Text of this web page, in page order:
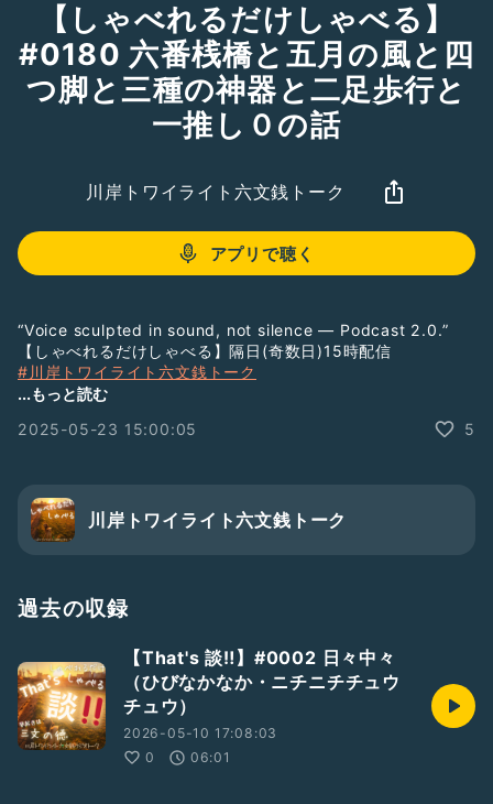
【しゃべれるだけしゃべる】
#0180 六番桟橋と五月の風と四
つ脚と三種の神器と二足歩行と
一推し０の話
川岸トワイライト六文銭トーク
アプリで聴く
“Voice sculpted in sound, not silence — Podcast 2.0.”
【しゃべれるだけしゃべる】隔日(奇数日)15時配信
#川岸トワイライト六文銭トーク
▶︎ 総集編PL
https://www.patreon.com/campus6214/chats
＿＿
LISTENで番組をフォローすると音声をテキストで読むことが
￣￣
#ラジオトークはじめます
#墓まで持っていけなかった話
#ここが人生の分岐点
#臨終まで生きる以外にやることがない
￣￣
《しゃべれるだけしゃべる》三原則
話をつくらず
なごりを残さず
...もっと読む
2025-05-23 15:00:05
5
川岸トワイライト六文銭トーク
過去の収録
【That's 談‼️】#0002 日々中々
（ひびなかなか・ニチニチチュウ
チュウ）
2026-05-10 17:08:03
0
06:01